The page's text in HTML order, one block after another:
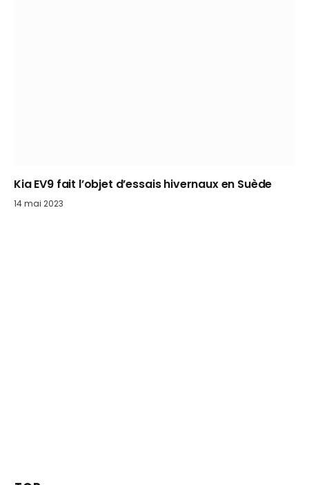
Kia EV9 fait l’objet d’essais hivernaux en Suède
14 mai 2023